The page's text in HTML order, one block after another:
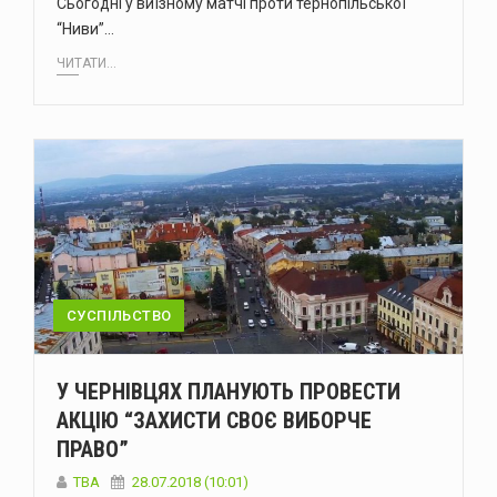
“Ниви”…
ЧИТАТИ...
СУСПІЛЬСТВО
У ЧЕРНІВЦЯХ ПЛАНУЮТЬ ПРОВЕСТИ
АКЦІЮ “ЗАХИСТИ СВОЄ ВИБОРЧЕ
ПРАВО”
TBA 28.07.2018 (10:01)